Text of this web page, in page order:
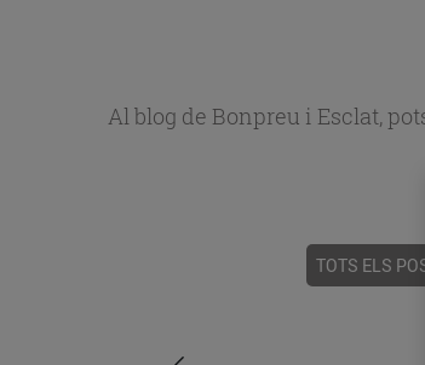
Al blog de Bonpreu i Esclat,
TOTS ELS